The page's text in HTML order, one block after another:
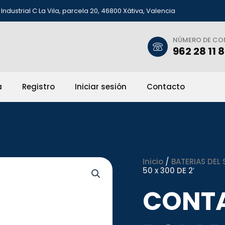
C La Vila, parcela 20, 46800 Xàtiva, Valencia
NÚMERO DE
962 28 11
Registro Iniciar sesión Contacto
Inicio / BATERIAS DEL
50 x 300 DE 2′